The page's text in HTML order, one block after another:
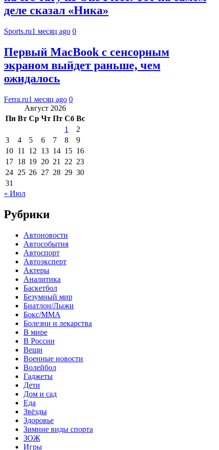
деле сказал «Ника»
Sports.ru1 месяц ago 0
Первый MacBook с сенсорным
экраном выйдет раньше, чем
ожидалось
Ferra.ru1 месяц ago 0
Август 2026
Пн Вт Ср Чт Пт Сб Вс
1
2
3
4 5 6 7 8
9
10 11 12 13 14 15 16
17 18 19 20 21 22 23
24 25 26 27 28 29 30
31
« Июл
Рубрики
Автоновости
Автособытия
Автоспорт
Автоэксперт
Актеры
Аналитика
Баскетбол
Безумный мир
Биатлон/Лыжи
Бокс/MMA
Болезни и лекарства
В мире
В России
Вещи
Военные новости
Волейбол
Гаджеты
Дети
Дом и сад
Еда
Звёзды
Здоровье
Зимние виды спорта
ЗОЖ
Игры